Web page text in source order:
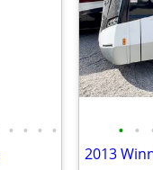
• • • • • •